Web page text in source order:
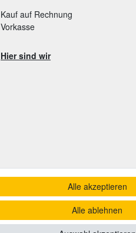
Kauf auf Rechnung
Vorkasse
Hier sind wir
Alle akzeptieren
Alle ablehnen